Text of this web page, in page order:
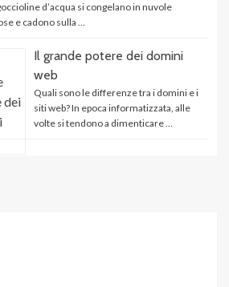
d’acqua si congelano in nuvole
e cadono sulla …
Il grande potere dei domini
web
Quali sono le differenze tra i domini e i
siti web? In epoca informatizzata, alle
volte si tendono a dimenticare …